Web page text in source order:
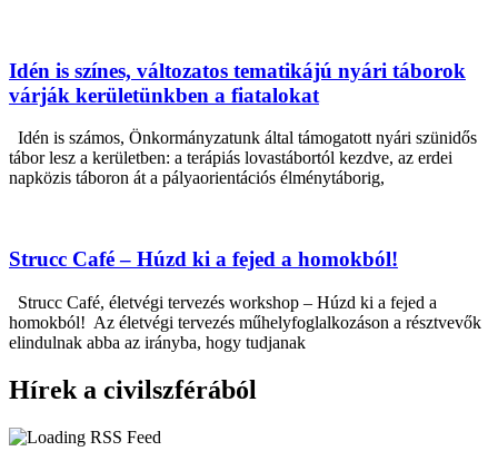
Idén is színes, változatos tematikájú nyári táborok
várják kerületünkben a fiatalokat
Idén is számos, Önkormányzatunk által támogatott nyári szünidős
tábor lesz a kerületben: a terápiás lovastábortól kezdve, az erdei
napközis táboron át a pályaorientációs élménytáborig,
Strucc Café – Húzd ki a fejed a homokból!
Strucc Café, életvégi tervezés workshop – Húzd ki a fejed a
homokból! Az életvégi tervezés műhelyfoglalkozáson a résztvevők
elindulnak abba az irányba, hogy tudjanak
Hírek a civilszférából